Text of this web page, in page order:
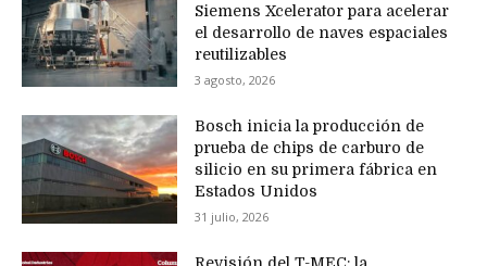
Siemens Xcelerator para acelerar
el desarrollo de naves espaciales
reutilizables
3 agosto, 2026
Bosch inicia la producción de
prueba de chips de carburo de
silicio en su primera fábrica en
Estados Unidos
31 julio, 2026